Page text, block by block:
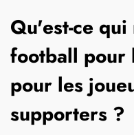
Qu'est-ce
football pour
pour les
supporters ?